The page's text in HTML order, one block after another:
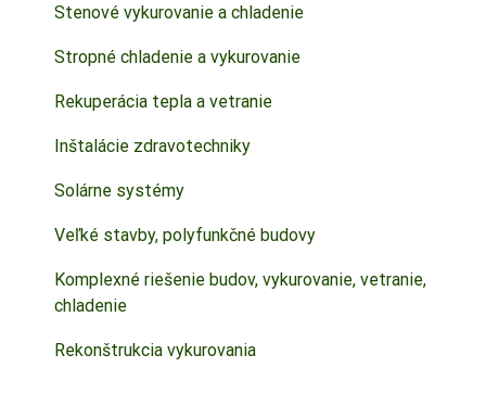
Stenové vykurovanie a chladenie
Stropné chladenie a vykurovanie
Rekuperácia tepla a vetranie
Inštalácie zdravotechniky
Solárne systémy
Veľké stavby, polyfunkčné budovy
Komplexné riešenie budov, vykurovanie, vetranie,
chladenie
Rekonštrukcia vykurovania